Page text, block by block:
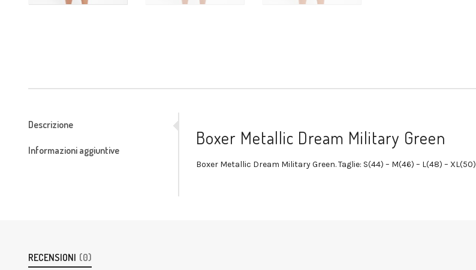
Descrizione
Informazioni aggiuntive
Boxer Metallic Dream Military Green
Boxer Metallic Dream Military Green. Taglie: S(44) – M(46) – L(48) – XL(50)
RECENSIONI (0)